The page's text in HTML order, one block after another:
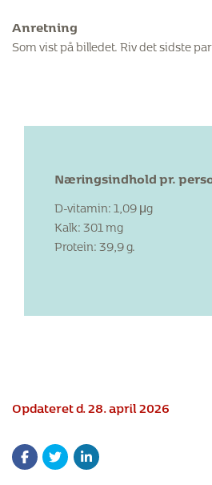
Anretning
Som vist på billedet. Riv det sidste
Næringsindhold pr.
D-vitamin: 1,09 μg
Kalk: 301 mg
Protein: 39,9 g.
Opdateret d. 28. april 2026